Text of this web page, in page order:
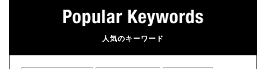
人気のキーワード